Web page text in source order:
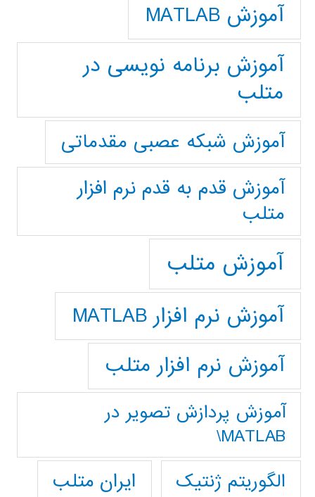
آموزش MATLAB
آموزش برنامه نویسی در
متلب
آموزش شبکه عصبی مقدماتی
آموزش قدم به قدم نرم افزار
متلب
آموزش متلب
آموزش نرم افزار MATLAB
آموزش نرم افزار متلب
آموزش پردازش تصوير در
MATLAB\
الگوریتم ژنتیک
ایران متلب